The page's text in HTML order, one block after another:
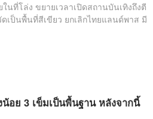
นที่โล่ง ขยายเวลาเปิดสถานบันเทิงถึงตี
เป็นพื้นที่สีเขียว ยกเลิกไทยแลนด์พาส มี
อย 3 เข็มเป็นพื้นฐาน หลังจากนี้